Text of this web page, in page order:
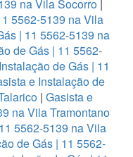
na Vila Socorro|
5562-5139 na Vila
| 11 5562-5139 na
de Gás | 11 5562-
de Gás | 11
e Instalação de
| Gasista e
na Vila Tramontano
5562-5139 na Vila
de Gás | 11 5562-